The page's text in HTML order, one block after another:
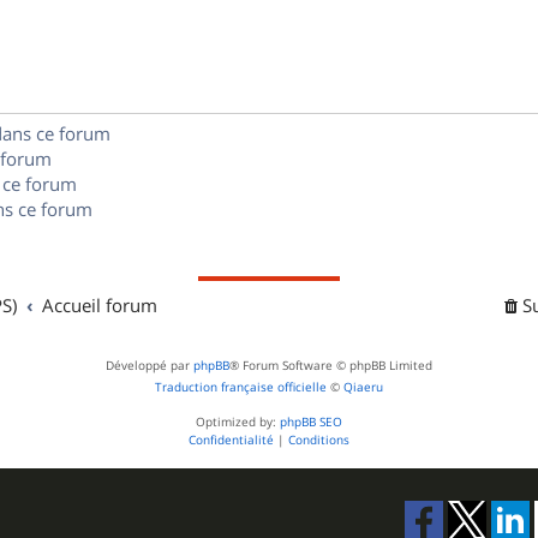
e
ce forum
forum
ce forum
Accueil forum
Développé par phpBB® Forum Software © phpBB Limited
Traduction française officielle © Qiaeru
Optimized by: phpBB SEO
Confidentialité | Conditions